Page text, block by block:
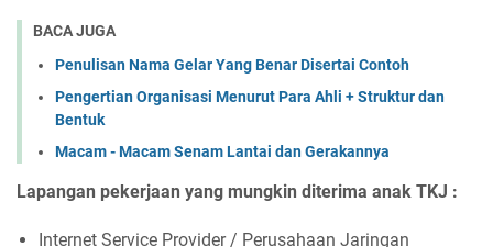
BACA JUGA
Penulisan Nama Gelar Yang Benar Disertai Contoh
Pengertian Organisasi Menurut Para Ahli + Struktur dan
Bentuk
Macam - Macam Senam Lantai dan Gerakannya
Lapangan pekerjaan yang mungkin diterima anak TKJ :
Internet Service Provider / Perusahaan Jaringan